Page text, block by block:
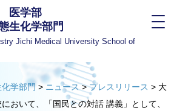
医学部
生化学部門
Jichi Medical University School of
学部門> ニュース>プレスリリース > 大
おいて、「国民との対話 講義」として、